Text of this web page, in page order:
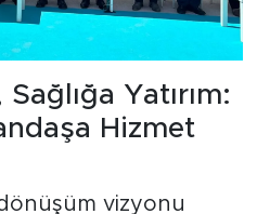
Yatırım:
Hizmet
vizyonu